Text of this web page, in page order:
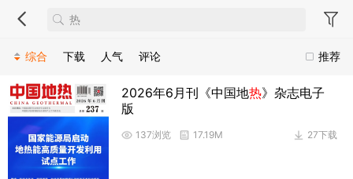
推荐
综合 下载 人气 评论
2026年6月刊《中国地热》杂志电子
版
27下载
137浏览 17.19M